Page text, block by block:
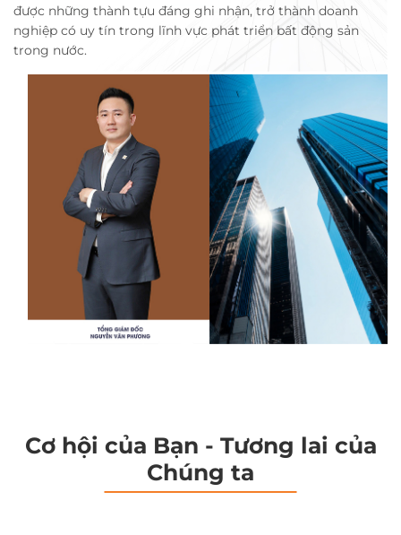
được những thành tựu đáng ghi nhận, trở thành doanh
nghiệp có uy tín trong lĩnh vực phát triển bất động sản
trong nước.
Cơ hội của Bạn - Tương lai của
Chúng ta